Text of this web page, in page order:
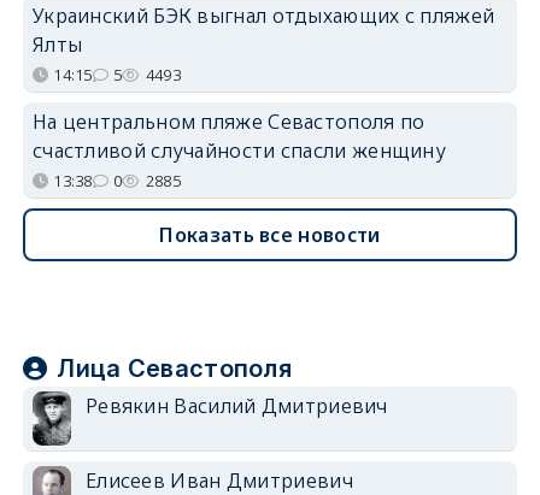
Украинский БЭК выгнал отдыхающих с пляжей
Ялты
14:15 5 4493
На центральном пляже Севастополя по
счастливой случайности спасли женщину
13:38 0 2885
Показать все новости
Лица Севастополя
Ревякин Василий Дмитриевич
Елисеев Иван Дмитриевич